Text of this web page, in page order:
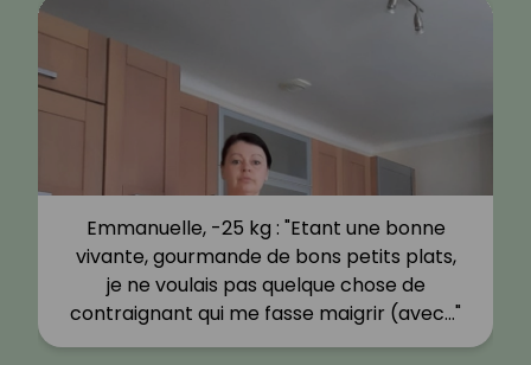
Emmanuelle, -25 kg : "Etant une bonne
vivante, gourmande de bons petits plats,
je ne voulais pas quelque chose de
contraignant qui me fasse maigrir (avec…"